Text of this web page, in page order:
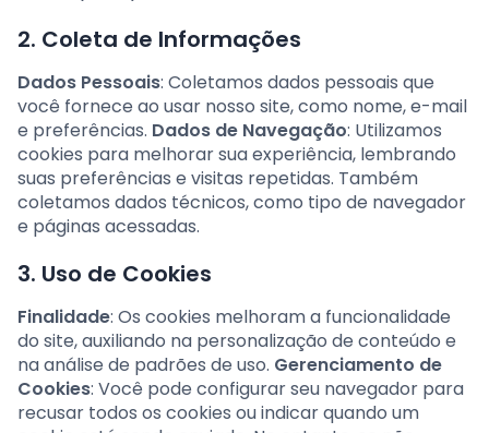
2. Coleta de Informações
Dados Pessoais: Coletamos dados pessoais que
você fornece ao usar nosso site, como nome, e-mail
e preferências. Dados de Navegação: Utilizamos
cookies para melhorar sua experiência, lembrando
suas preferências e visitas repetidas. Também
coletamos dados técnicos, como tipo de navegador
e páginas acessadas.
3. Uso de Cookies
Finalidade: Os cookies melhoram a funcionalidade
do site, auxiliando na personalização de conteúdo e
na análise de padrões de uso. Gerenciamento de
Cookies: Você pode configurar seu navegador para
recusar todos os cookies ou indicar quando um